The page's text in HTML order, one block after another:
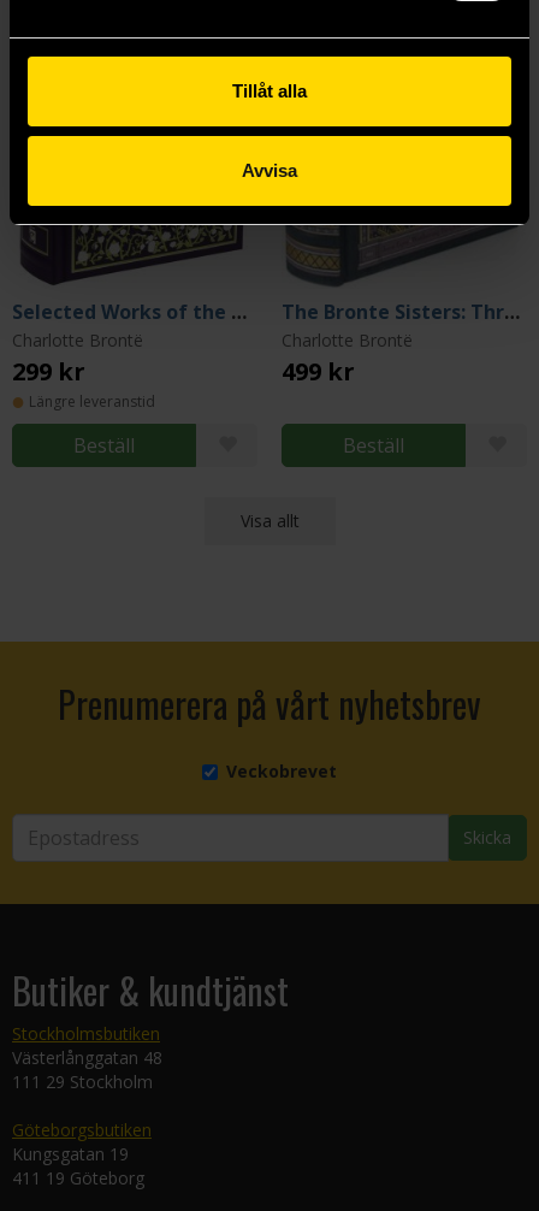
Tillåt alla
Avvisa
Selected Works of the Brontë Sisters
Charlotte Brontë
299 kr
Längre leveranstid
Beställ
The Bronte Sisters: Three Novels
Charlotte Brontë
499 kr
Beställ
Visa allt
Prenumerera på vårt nyhetsbrev
Veckobrevet
Skicka
Butiker & kundtjänst
Stockholmsbutiken
Västerlånggatan 48
111 29 Stockholm
Göteborgsbutiken
Kungsgatan 19
411 19 Göteborg